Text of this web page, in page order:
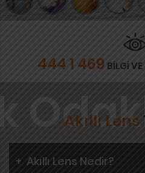
444 1 469 BİLGİ
Akıllı Lens
+ Akıllı Lens Nedir?